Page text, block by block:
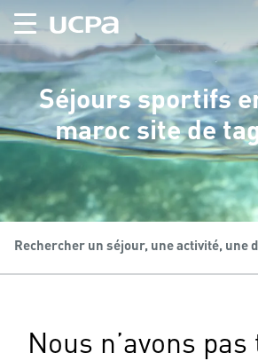
Séjours sportifs
maroc site de
Nous n’avons